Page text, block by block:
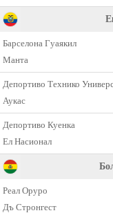
Барселона Гуаякил
Манта
Депортиво Технико
Аукас
Депортиво Куенка
Ел Насионал
Реал Оруро
Дъ Стронгест